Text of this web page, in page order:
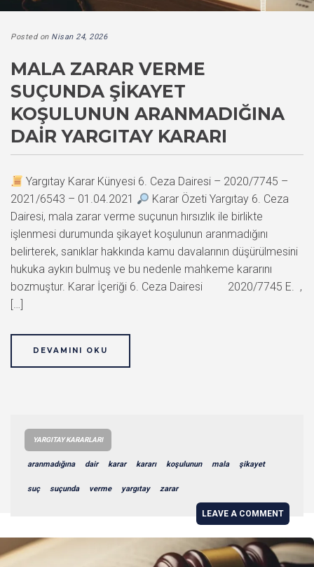
Posted on Nisan 24, 2026
MALA ZARAR VERME
SUÇUNDA ŞIKAYET
KOŞULUNUN ARANMADIĞINA
DAIR YARGITAY KARARI
Yargıtay Karar Künyesi 6. Ceza Dairesi – 2020/7745 –
2021/6543 – 01.04.2021
Karar Özeti Yargıtay 6. Ceza
Dairesi, mala zarar verme suçunun hırsızlık ile birlikte
işlenmesi durumunda şikayet koşulunun aranmadığını
belirterek, sanıklar hakkında kamu davalarının düşürülmesini
hukuka aykırı bulmuş ve bu nedenle mahkeme kararını
bozmuştur. Karar İçeriği 6. Ceza Dairesi 2020/7745 E. ,
[…]
DEVAMINI OKU
YARGITAY KARARLARI
aranmadığına dair karar kararı koşulunun mala şikayet
suç suçunda verme yargıtay zarar
LEAVE A COMMENT